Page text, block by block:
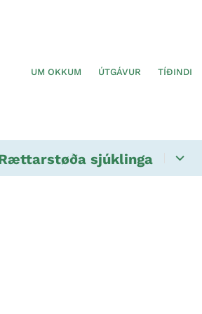
UM OKKUM ÚTGÁVUR TÍÐINDI
sjúklinga